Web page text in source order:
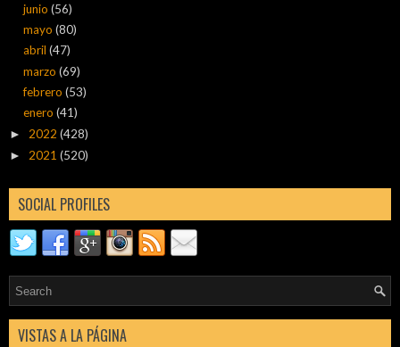
junio(56)
mayo(80)
abril(47)
marzo(69)
febrero(53)
enero(41)
► 2022 (428)
► 2021 (520)
SOCIAL PROFILES
VISTAS A LA PÁGINA